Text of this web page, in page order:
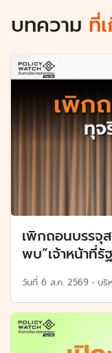
บทความ ที่
เพิกถอนบรรจุ
พบ”เจ้าหน้าที่
วันที่ 6 ส.ค. 2569 • บริ